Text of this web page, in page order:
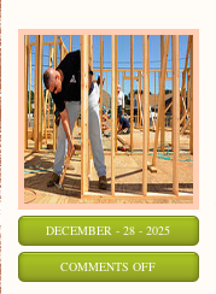
DECEMBER - 28 - 2025
COMMENTS OFFON